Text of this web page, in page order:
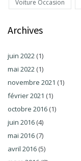
Voiture Occasion
Archives
juin 2022 (1)
mai 2022 (1)
novembre 2021 (1)
février 2021 (1)
octobre 2016 (1)
juin 2016 (4)
mai 2016 (7)
avril 2016 (5)